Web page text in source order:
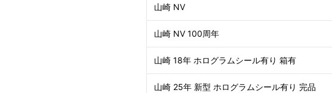
山崎 NV
山崎 NV 100周年
山崎 18年 ホログラムシール有り 箱有
山崎 25年 新型 ホログラムシール有り 完品